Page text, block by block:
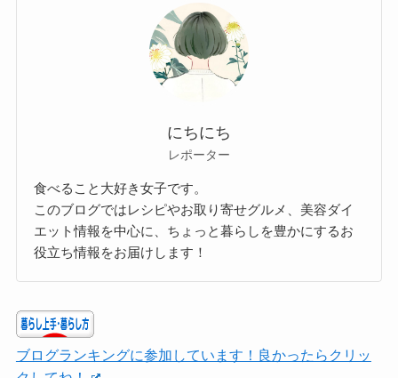
にちにち
レポーター
食べること大好き女子です。
このブログではレシピやお取り寄せグルメ、美容ダイ
エット情報を中心に、ちょっと暮らしを豊かにするお
役立ち情報をお届けします！
ブログランキングに参加しています！良かったらクリッ